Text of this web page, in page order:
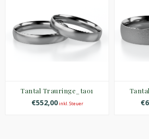
Tantal Trauringe_ta01
€552,00inkl. Steuer